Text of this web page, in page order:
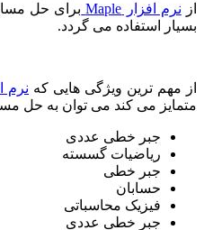
از نرم افزار Maple برای حل
بسیار استفاده می گردد.
از مهم ترین ویژگی هایی که نرم
متمایز می کند می توان به حل
جبر خطی عددی
ریاضیات گسسته
جبر خطی
حسابان
فیزیک محاسباتی
جبر خطی عددی